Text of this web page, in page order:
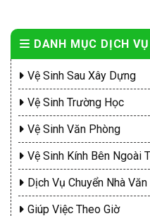
DANH MỤC DỊCH VỤ
Vệ Sinh Sau Xây Dựng
Vệ Sinh Trường Học
Vệ Sinh Văn Phòng
Vệ Sinh Kính Bên Ngoài
Dịch Vụ Chuyển Nhà
Giúp Việc Theo Giờ